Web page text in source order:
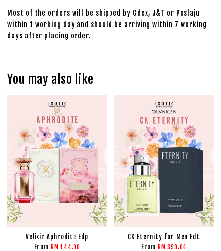
Most of the orders will be shipped by Gdex, J&T or Poslaju
within 1 working day and should be arriving within 7 working
days after placing order.
You may also like
Velixir Aphrodite Edp
From RM 144.00
CK Eternity for Men Edt
From RM 399.00